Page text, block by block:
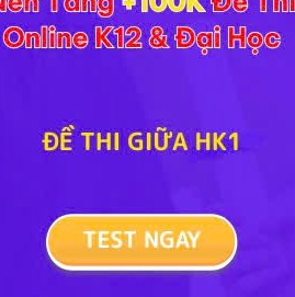
so sánh số dân, tỉ lệ gia tăng
của châu Á theo số liệu dưới đây: